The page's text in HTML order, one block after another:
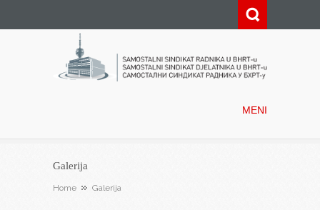
MENI
Galerija
Home Galerija